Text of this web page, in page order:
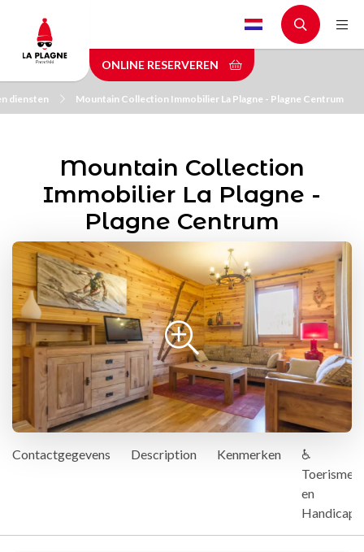
main
content
ONLINE RESERVEREN
diensten Mountain Collection Immobilier La Plagne - Plagne Centrum
Mountain Collection
Immobilier La Plagne -
Plagne Centrum
Contactgegevens Description Kenmerken
♿
Toerisme
en
Handicap